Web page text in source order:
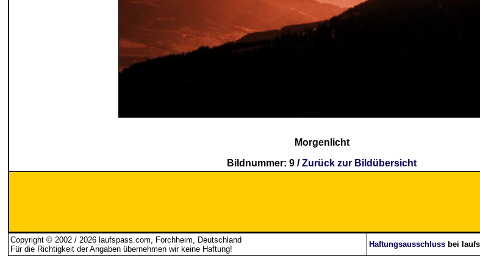
Morgenlicht
Bildnummer: 9 /Zurück zur Bildübersicht
Copyright © 2002 / 2026 laufspass.com, Forchheim, Deutschland
Für die Richtigkeit der Angaben übernehmen wir keine Haftung!
Haftungsausschluss bei